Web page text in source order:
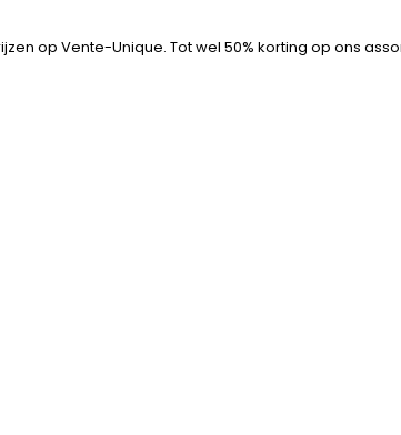
op Vente-Unique. Tot wel 50% korting op ons